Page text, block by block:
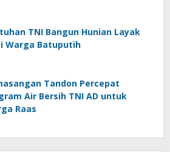
TNI Bangun Hunian Layak
Warga Batuputih
Tandon Percepat
Air Bersih TNI AD untuk
Raas